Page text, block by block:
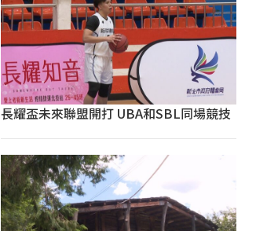
長耀盃未來聯盟開打 UBA和SBL同場競技